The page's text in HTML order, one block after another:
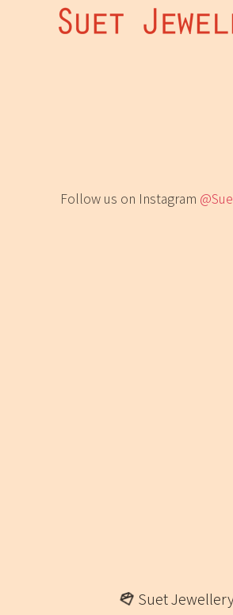
Follow us on Instagram
Suet